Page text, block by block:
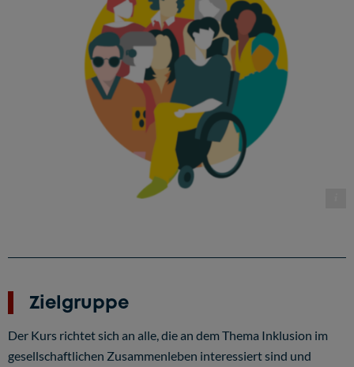
- Vielfalt als Chance! Grundlagen inklusiver Pädagogik CC-BY-SA
Zielgruppe
Der Kurs richtet sich an alle, die an dem Thema Inklusion im
gesellschaftlichen Zusammenleben interessiert sind und